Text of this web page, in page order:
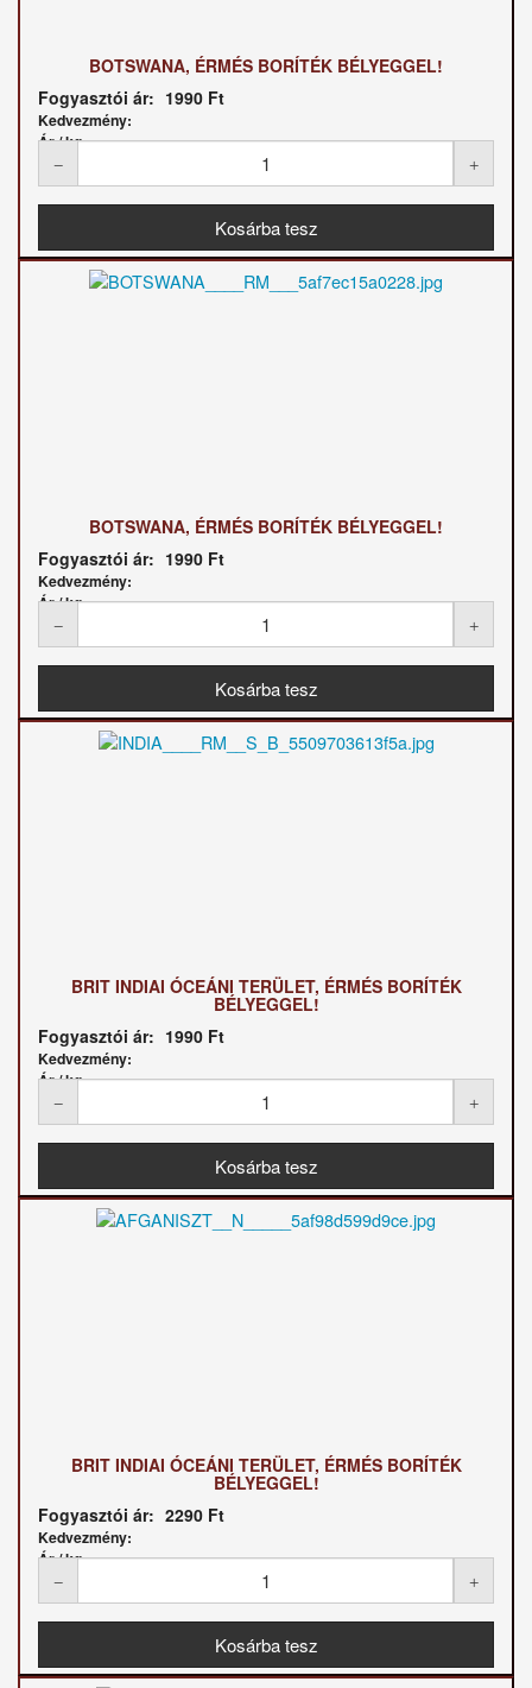
BOTSWANA, ÉRMÉS BORÍTÉK BÉLYEGGEL!
Fogyasztói ár: 1990 Ft
Kedvezmény:
Ár / kg:
BOTSWANA, ÉRMÉS BORÍTÉK BÉLYEGGEL!
Fogyasztói ár: 1990 Ft
Kedvezmény:
Ár / kg:
BRIT INDIAI ÓCEÁNI TERÜLET, ÉRMÉS BORÍTÉK
BÉLYEGGEL!
Fogyasztói ár: 1990 Ft
Kedvezmény:
Ár / kg:
BRIT INDIAI ÓCEÁNI TERÜLET, ÉRMÉS BORÍTÉK
BÉLYEGGEL!
Fogyasztói ár: 2290 Ft
Kedvezmény:
Ár / kg: